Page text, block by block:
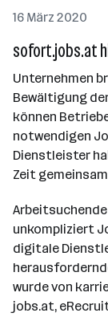
16 März 2020
sofort.jobs.at
Unternehmen
Bewältigung
können
notwendigen
Dienstleister
Zeit
unkompliziert
digitale
wurde von
jobs.at,